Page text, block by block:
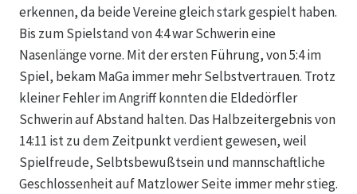
erkennen, da beide Vereine gleich stark gespielt haben.
Bis zum Spielstand von 4:4 war Schwerin eine
Nasenlänge vorne. Mit der ersten Führung, von 5:4 im
Spiel, bekam MaGa immer mehr Selbstvertrauen. Trotz
kleiner Fehler im Angriff konnten die Eldedörfler
Schwerin auf Abstand halten. Das Halbzeitergebnis von
14:11 ist zu dem Zeitpunkt verdient gewesen, weil
Spielfreude, Selbtsbewußtsein und mannschaftliche
Geschlossenheit auf Matzlower Seite immer mehr stieg.